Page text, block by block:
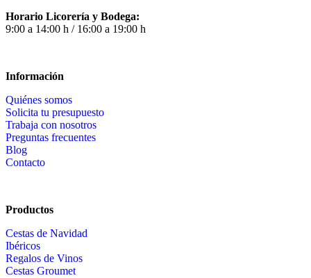
Horario Licorería y Bodega:
9:00 a 14:00 h / 16:00 a 19:00 h
Información
Quiénes somos
Solicita tu presupuesto
Trabaja con nosotros
Preguntas frecuentes
Blog
Contacto
Productos
Cestas de Navidad
Ibéricos
Regalos de Vinos
Cestas Groumet